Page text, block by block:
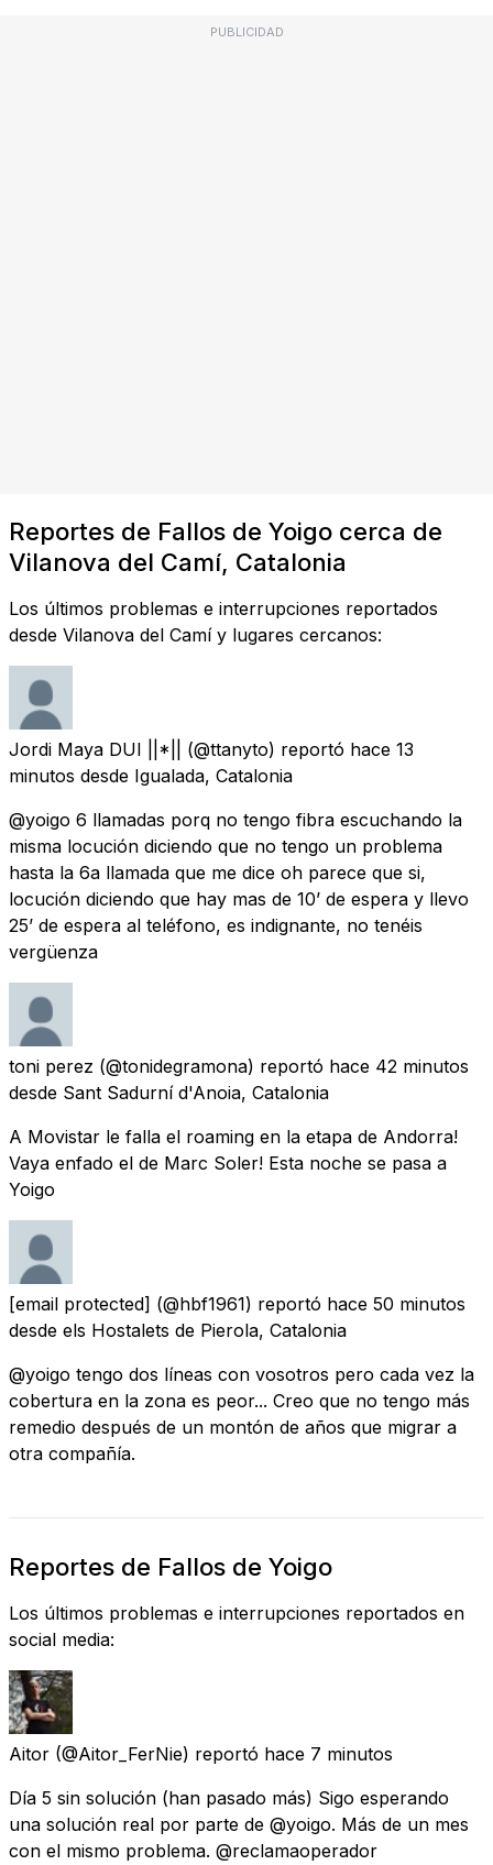
PUBLICIDAD
Reportes de Fallos de Yoigo cerca de
Vilanova del Camí, Catalonia
Los últimos problemas e interrupciones reportados
desde Vilanova del Camí y lugares cercanos:
Jordi Maya DUI ||*|| (@ttanyto) reportó hace 13
minutos desde Igualada, Catalonia
@yoigo 6 llamadas porq no tengo fibra escuchando la
misma locución diciendo que no tengo un problema
hasta la 6a llamada que me dice oh parece que si,
locución diciendo que hay mas de 10’ de espera y llevo
25’ de espera al teléfono, es indignante, no tenéis
vergüenza
toni perez (@tonidegramona) reportó hace 42 minutos
desde Sant Sadurní d'Anoia, Catalonia
A Movistar le falla el roaming en la etapa de Andorra!
Vaya enfado el de Marc Soler! Esta noche se pasa a
Yoigo
[email protected] (@hbf1961) reportó hace 50 minutos
desde els Hostalets de Pierola, Catalonia
@yoigo tengo dos líneas con vosotros pero cada vez la
cobertura en la zona es peor... Creo que no tengo más
remedio después de un montón de años que migrar a
otra compañía.
Reportes de Fallos de Yoigo
Los últimos problemas e interrupciones reportados en
social media:
Aitor (@Aitor_FerNie) reportó hace 7 minutos
Día 5 sin solución (han pasado más) Sigo esperando
una solución real por parte de @yoigo. Más de un mes
con el mismo problema. @reclamaoperador